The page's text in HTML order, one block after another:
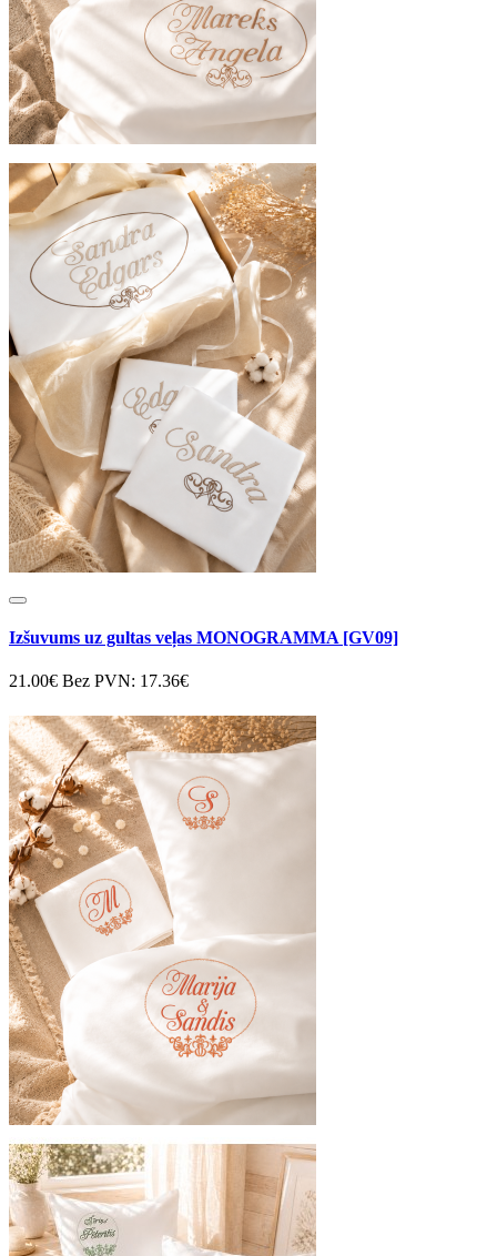
Izšuvums uz gultas veļas MONOGRAMMA [GV09]
21.00€ Bez PVN: 17.36€